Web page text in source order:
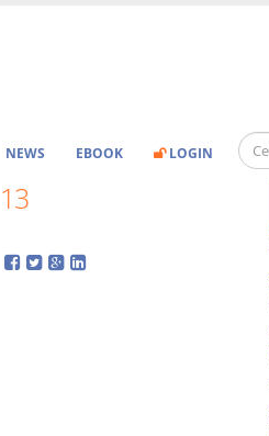
NEWS EBOOK LOGIN